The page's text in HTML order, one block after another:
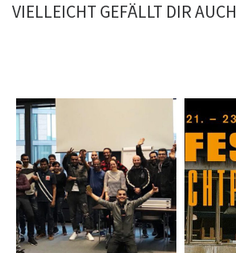
VIELLEICHT GEFÄLLT DIR AUCH